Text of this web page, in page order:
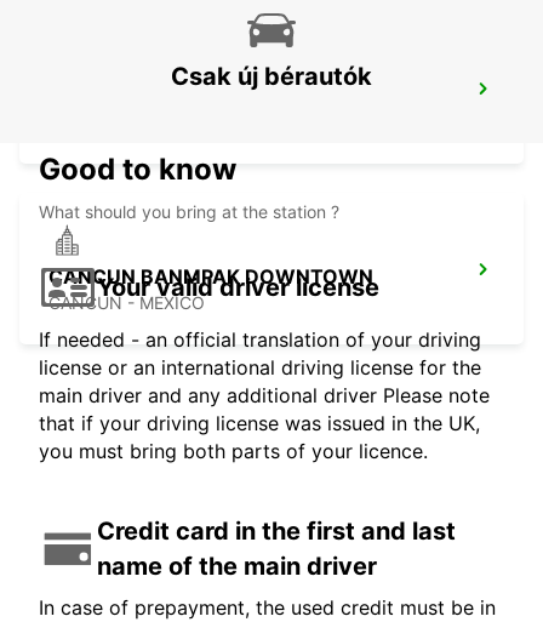
CANCUN BANMPAK DOWNTOWN
CANCUN - MEXICO
Csak új bérautók
Good to know
What should you bring at the station ?
Your valid driver license
If needed - an official translation of your driving
license or an international driving license for the
main driver and any additional driver Please note
that if your driving license was issued in the UK,
you must bring both parts of your licence.
Credit card in the first and last
name of the main driver
In case of prepayment, the used credit must be in